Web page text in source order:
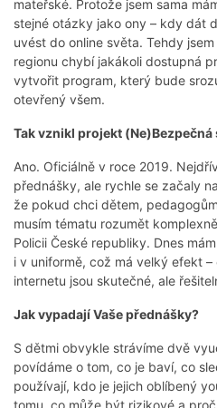
mateřské. Protože jsem sama
stejné otázky jako ony – kdy dát
uvést do online světa. Tehdy
regionu chybí jakákoli dostupná
vytvořit program, který bude
otevřený všem.
Tak vznikl projekt (Ne)Bezpečná
Ano. Oficiálně v roce 2019.
přednášky, ale rychle se začaly
že pokud chci dětem,
musím tématu rozumět
Policii České republiky. Dnes
i v uniformě, což má velký efekt
internetu jsou skutečné, ale
Jak vypadají Vaše přednášky?
S dětmi obvykle strávíme dvě
povídáme o tom, co je baví, co
používají, kdo je jejich oblíbený
tomu, co může být rizikové a